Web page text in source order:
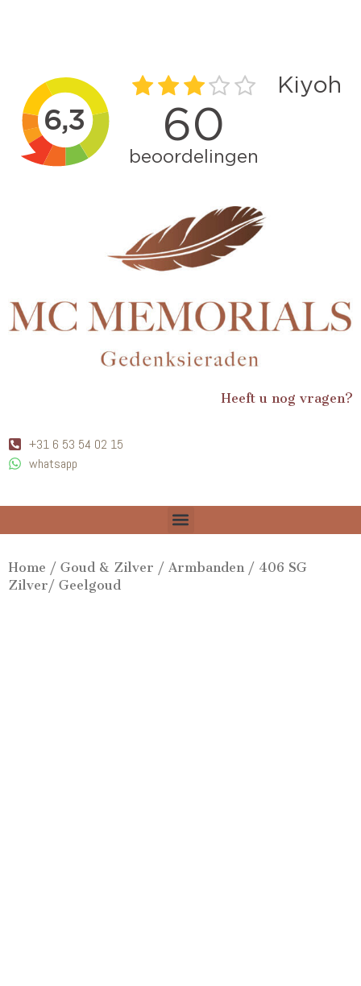
Heeft u nog vragen?
+31 6 53 54 02 15
whatsapp
Home / Goud & Zilver / Armbanden / 406 SG
Zilver/ Geelgoud